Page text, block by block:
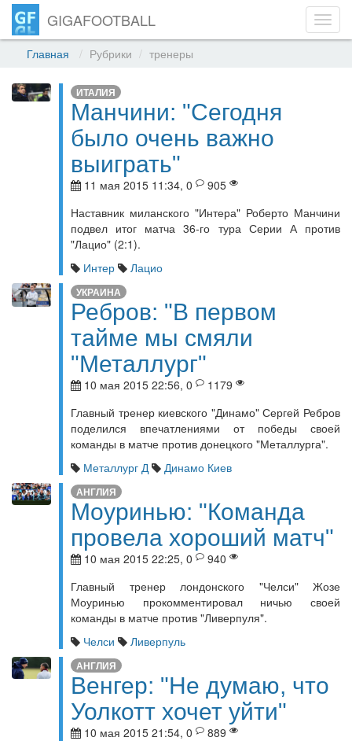
GIGAFOOTBALL
Главная Рубрики тренеры
ИТАЛИЯ
Манчини: "Сегодня
было очень важно
выиграть"
11 мая 2015 11:34, 0
905
Наставник миланского "Интера" Роберто Манчини
подвел итог матча 36-го тура Серии А против
"Лацио" (2:1).
Интер
Лацио
УКРАИНА
Ребров: "В первом
тайме мы смяли
"Металлург"
10 мая 2015 22:56, 0
1179
Главный тренер киевского "Динамо" Сергей Ребров
поделился впечатлениями от победы своей
команды в матче против донецкого "Металлурга".
Металлург Д
Динамо Киев
АНГЛИЯ
Моуринью: "Команда
провела хороший матч"
10 мая 2015 22:25, 0
940
Главный тренер лондонского "Челси" Жозе
Моуринью прокомментировал ничью своей
команды в матче против "Ливерпуля".
Челси
Ливерпуль
АНГЛИЯ
Венгер: "Не думаю, что
Уолкотт хочет уйти"
10 мая 2015 21:54, 0
889